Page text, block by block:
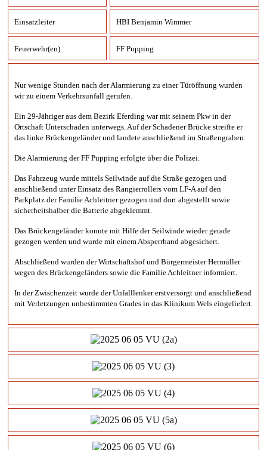
Einsatzleiter HBI Benjamin Wimmer
Feuerwehr(en) FF Pupping
Nur wenige Stunden nach der Alarmierung zu einer Türöffnung wurden
wir zu einem Verkehrsunfall gerufen.
Ein 29-Jähriger aus dem Bezirk Eferding war mit seinem Pkw in der
Ortschaft Unterschaden unterwegs. Auf der Schadener Brücke streifte er
das linke Brückengeländer und landete anschließend im Straßengraben.
Die Alarmierung der FF Pupping erfolgte über die Polizei.
Das Fahrzeug wurde mittels Seilwinde auf die Straße gezogen und
anschließend unter Einsatz des Rangierrollers vom LF-A auf den
Parkplatz der Familie Achleitner gezogen und dort abgestellt sowie
sicherheitshalber die Batterie abgeklemmt.
Das Brückengeländer konnte mit Hilfe der Seilwinde wieder gerade
gezogen werden und wurde mit einem Absperrband abgesichert.
Abschließend wurden der Wirtschaftshof und Bürgermeister Hermüller
wegen des Brückengeländers sowie die Familie Achleitner informiert.
In der Zwischenzeit wurde der Unfalllenker erstversorgt und anschließend
mit Verletzungen unbestimmten Grades in das Klinikum Wels eingeliefert.